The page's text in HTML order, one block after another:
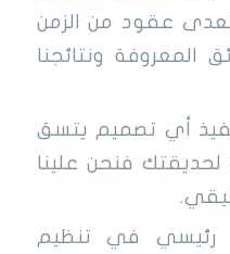
عقود من الزمن
المعروفة ونتائجنا
أي تصميم يتسق
فنحن علينا
رئيسي في تنظيم